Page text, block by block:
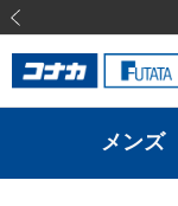
前の画像
メンズ